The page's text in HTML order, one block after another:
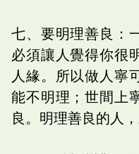
七、要明理善良：
必須讓人覺得你很
人緣。所以做人寧
能不明理；世間上
良。明理善良的人